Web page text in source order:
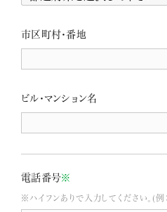
市区町村・番地
ビル・マンション名
電話番号※
※ハイフンありで入力してください。(